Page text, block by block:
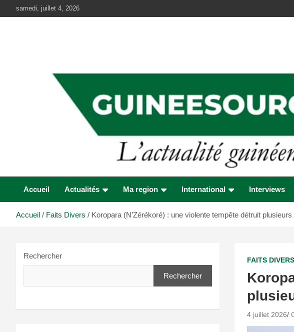
au
samedi, juillet 4, 2026
Accueil Actualités Ma region International Interviews
Accueil Faits Divers Koropara (N’Zérékoré) : une violente tempête détruit
FAITS DIVERS
4 juillet 2026
Rechercher
Rechercher